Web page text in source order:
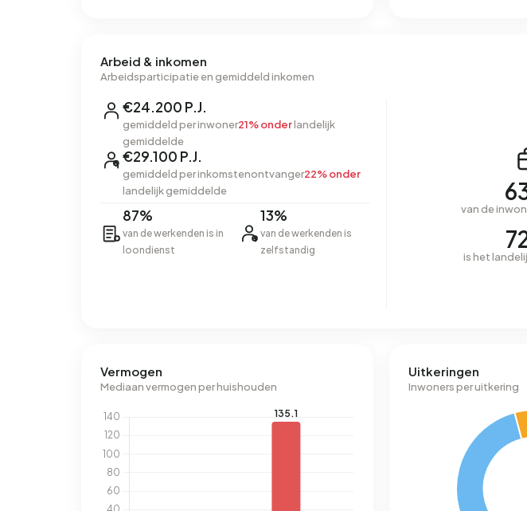
Arbeid & inkomen
Arbeidsparticipatie en gemiddeld inkomen
€24.200 P.J.
gemiddeld per inwoner21% onderlandelijk
gemiddelde
€29.100 P.J.
gemiddeld per inkomstenontvanger22% onder
landelijk gemiddelde
87%
van de werkenden is in
loondienst
13%
van de werkenden is
zelfstandig
van de
is het
Vermogen
Mediaan vermogen per huishouden
Uitkeringen
Inwoners per uitkering